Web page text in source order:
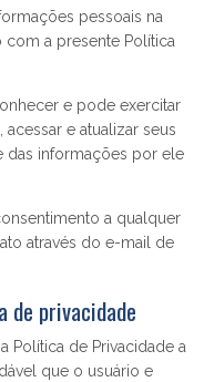
pessoais na
com a presente Política
e pode exercitar
e atualizar seus
das informações por ele
a qualquer
através do e-mail de
de privacidade
Política de Privacidade a
que o usuário e